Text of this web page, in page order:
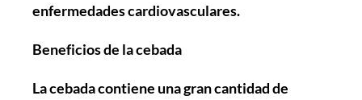
enfermedades cardiovasculares.
Beneficios de la cebada
La cebada contiene una gran cantidad de